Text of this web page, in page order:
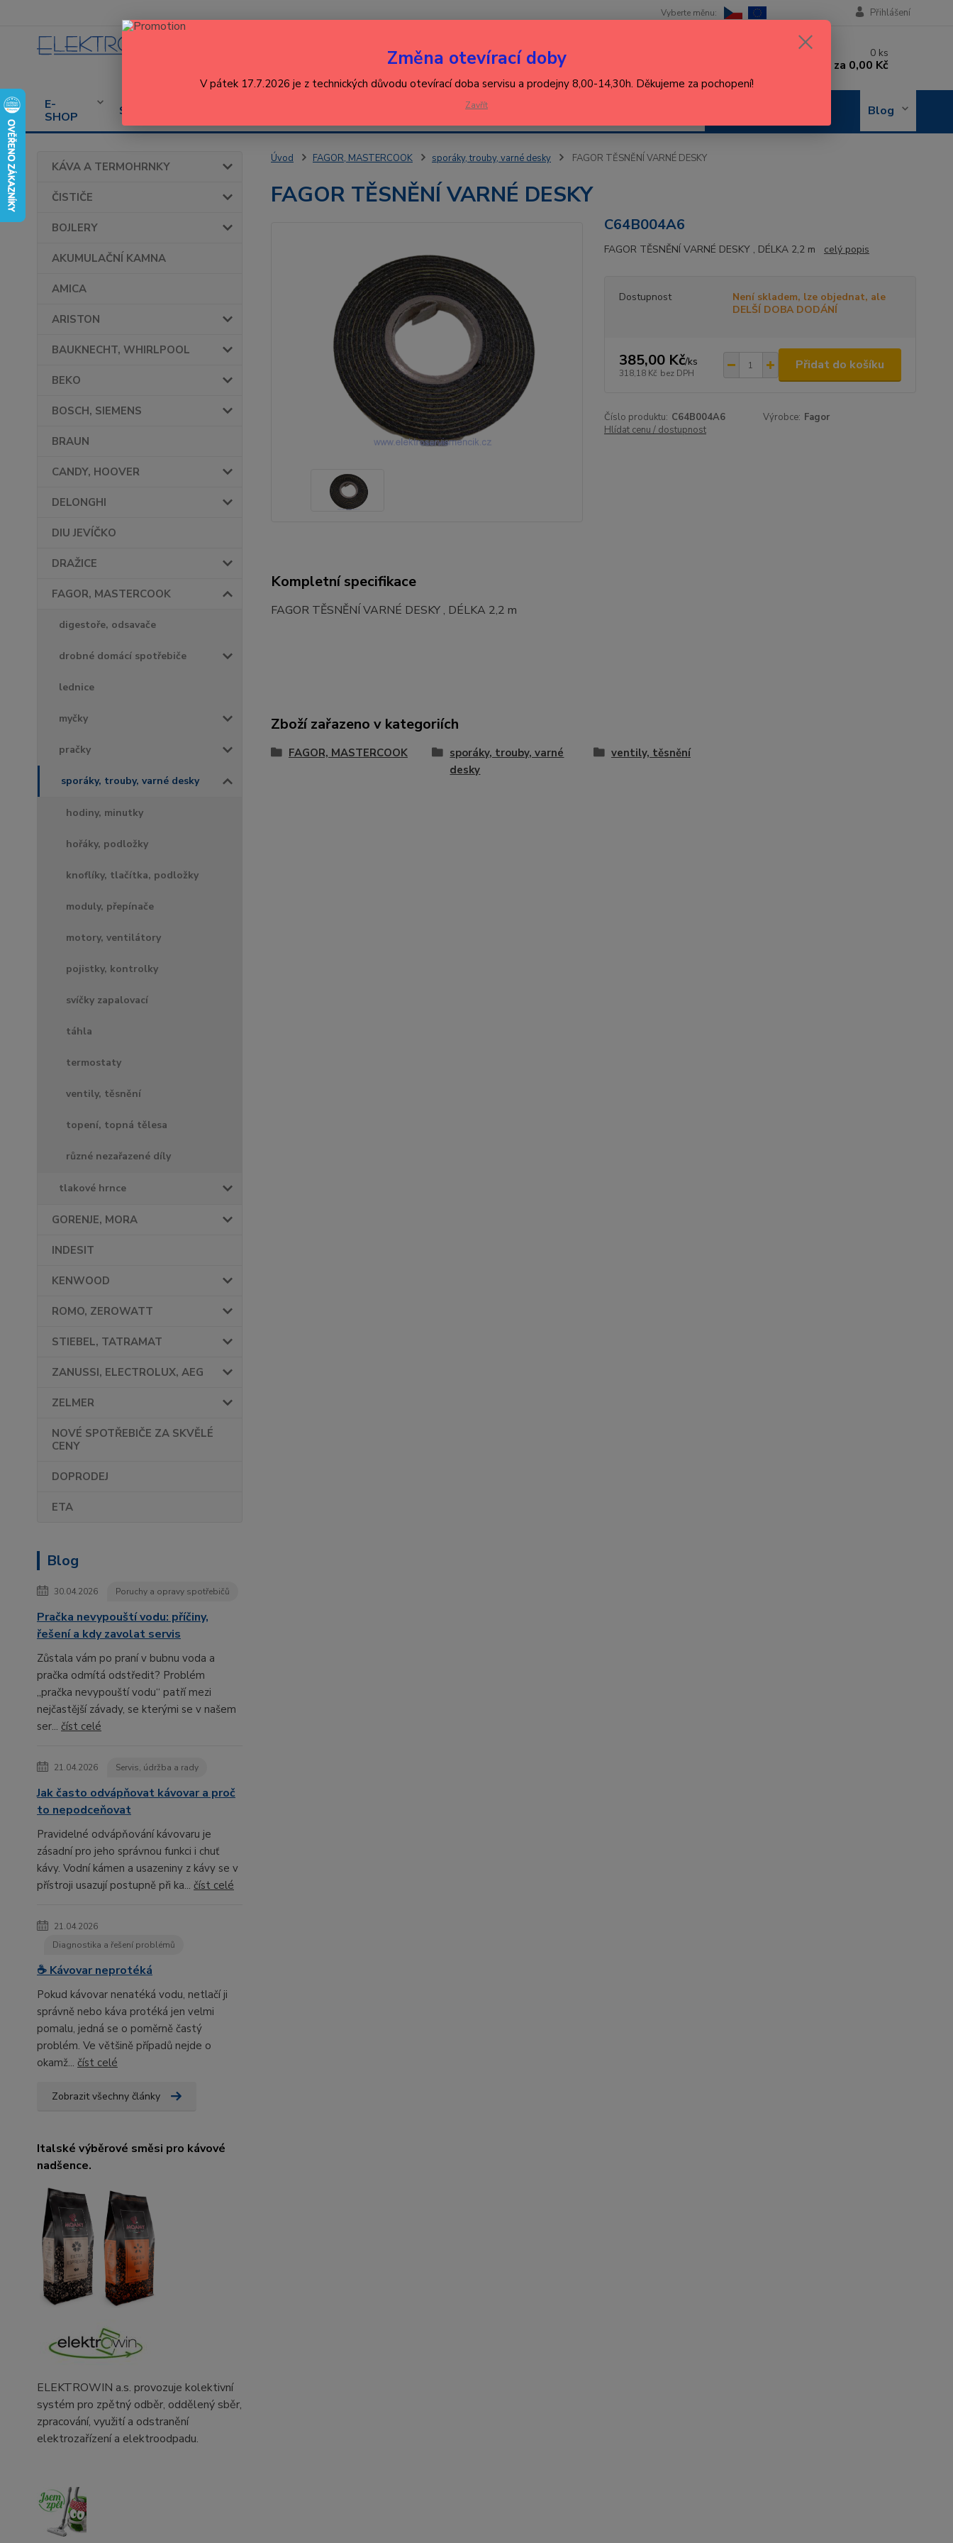
E-
SHOP
SERVIS KONTAKT Blog
Přihlášení
Hledat 0 ks
za 0,00 Kč
KÁVA A TERMOHRNKY
ČISTIČE
BOJLERY
AKUMULAČNÍ KAMNA
AMICA
ARISTON
BAUKNECHT, WHIRLPOOL
BEKO
BOSCH, SIEMENS
BRAUN
CANDY, HOOVER
DELONGHI
DIU JEVÍČKO
DRAŽICE
FAGOR, MASTERCOOK
digestoře, odsavače
drobné domácí spotřebiče
lednice
myčky
pračky
sporáky, trouby, varné desky
hodiny, minutky
hořáky, podložky
knoflíky, tlačítka, podložky
moduly, přepínače
motory, ventilátory
pojistky, kontrolky
svíčky zapalovací
táhla
termostaty
ventily, těsnění
topení, topná tělesa
různé nezařazené díly
tlakové hrnce
GORENJE, MORA
INDESIT
KENWOOD
ROMO, ZEROWATT
STIEBEL, TATRAMAT
ZANUSSI, ELECTROLUX, AEG
ZELMER
NOVÉ SPOTŘEBIČE ZA SKVĚLÉ
CENY
DOPRODEJ
ETA
Blog
30.04.2026 Poruchy a opravy spotřebičů
Pračka nevypouští vodu: příčiny,
řešení a kdy zavolat servis
Zůstala vám po praní v bubnu voda a
pračka odmítá odstředit? Problém
„pračka nevypouští vodu“ patří mezi
nejčastější závady, se kterými se v našem
ser... číst celé
21.04.2026 Servis, údržba a rady
Jak často odvápňovat kávovar a proč
to nepodceňovat
Pravidelné odvápňování kávovaru je
zásadní pro jeho správnou funkci i chuť
kávy. Vodní kámen a usazeniny z kávy se v
přístroji usazují postupně při ka... číst celé
21.04.2026
Diagnostika a řešení problémů
☕ Kávovar neprotéká
Pokud kávovar nenatéká vodu, netlačí ji
správně nebo káva protéká jen velmi
pomalu, jedná se o poměrně častý
problém. Ve většině případů nejde o
okamž... číst celé
Zobrazit všechny články
Italské výběrové směsi pro kávové
nadšence.
ELEKTROWIN a.s. provozuje kolektivní
systém pro zpětný odběr, oddělený sběr,
zpracování, využití a odstranění
elektrozařízení a elektroodpadu.
Úvod FAGOR, MASTERCOOK sporáky, trouby, varné desky FAGOR TĚSNĚNÍ VARNÉ DESKY
FAGOR TĚSNĚNÍ VARNÉ DESKY
C64B004A6
FAGOR TĚSNĚNÍ VARNÉ DESKY , DÉLKA 2,2 m celý popis
Dostupnost
Není skladem, lze objednat, ale
DELŠÍ DOBA DODÁNÍ
385,00 Kč/ks
318,18 Kč bez DPH
Přidat do košíku
Číslo produktu: C64B004A6 Výrobce: Fagor
Hlídat cenu / dostupnost
Kompletní specifikace
FAGOR TĚSNĚNÍ VARNÉ DESKY , DÉLKA 2,2 m
Zboží zařazeno v kategoriích
FAGOR, MASTERCOOK
sporáky, trouby, varné
desky
ventily, těsnění
Změna otevírací doby
V pátek 17.7.2026 je z technických důvodu otevírací doba servisu a prodejny 8,00-14,30h. Děkujeme za pochopení!
Zavřít